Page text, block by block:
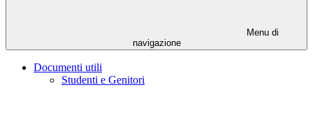
Menu di
navigazione
Documenti utili
Studenti e Genitori